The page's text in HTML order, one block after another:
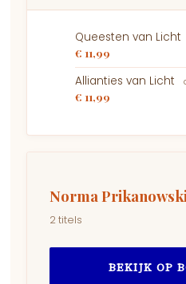
Queesten van Licht
€ 11,99
Allianties van Licht
€ 11,99
Norma
2 titels
BEKIJK OP